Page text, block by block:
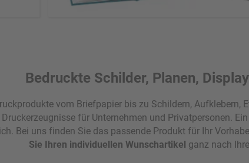
Anhänger Blöcke Briefpapier
Kataloge & Bücher
Magazine Mappen
Bedruckte Schilder, Planen,
vom Briefpapier bis zu Schildern, Aufklebern,
für Unternehmen und Privatpersonen. Ein
Bei uns finden Sie das passende Produkt für Ihr
Sie Ihren individuellen Wunschartikel ganz nach